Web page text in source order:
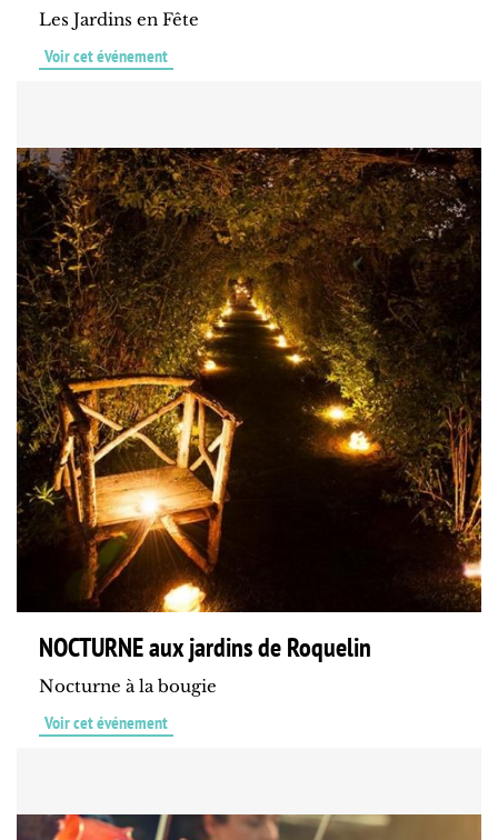
Les Jardins en Fête
Voir cet événement
NOCTURNE aux jardins de Roquelin
Nocturne à la bougie
Voir cet événement